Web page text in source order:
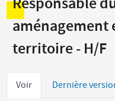
aménagement
territoire - H/F
Onglets
Voir Dernière